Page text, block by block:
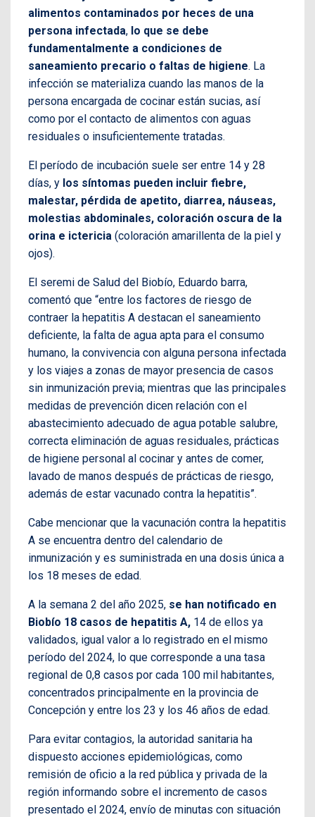
alimentos contaminados por heces de una
persona infectada, lo que se debe
fundamentalmente a condiciones de
saneamiento precario o faltas de higiene. La
infección se materializa cuando las manos de la
persona encargada de cocinar están sucias, así
como por el contacto de alimentos con aguas
residuales o insuficientemente tratadas.
El período de incubación suele ser entre 14 y 28
días, y los síntomas pueden incluir fiebre,
malestar, pérdida de apetito, diarrea, náuseas,
molestias abdominales, coloración oscura de la
orina e ictericia (coloración amarillenta de la piel y
ojos).
El seremi de Salud del Biobío, Eduardo barra,
comentó que “entre los factores de riesgo de
contraer la hepatitis A destacan el saneamiento
deficiente, la falta de agua apta para el consumo
humano, la convivencia con alguna persona infectada
y los viajes a zonas de mayor presencia de casos
sin inmunización previa; mientras que las principales
medidas de prevención dicen relación con el
abastecimiento adecuado de agua potable salubre,
correcta eliminación de aguas residuales, prácticas
de higiene personal al cocinar y antes de comer,
lavado de manos después de prácticas de riesgo,
además de estar vacunado contra la hepatitis”.
Cabe mencionar que la vacunación contra la hepatitis
A se encuentra dentro del calendario de
inmunización y es suministrada en una dosis única a
los 18 meses de edad.
A la semana 2 del año 2025, se han notificado en
Biobío 18 casos de hepatitis A, 14 de ellos ya
validados, igual valor a lo registrado en el mismo
período del 2024, lo que corresponde a una tasa
regional de 0,8 casos por cada 100 mil habitantes,
concentrados principalmente en la provincia de
Concepción y entre los 23 y los 46 años de edad.
Para evitar contagios, la autoridad sanitaria ha
dispuesto acciones epidemiológicas, como
remisión de oficio a la red pública y privada de la
región informando sobre el incremento de casos
presentado el 2024, envío de minutas con situación